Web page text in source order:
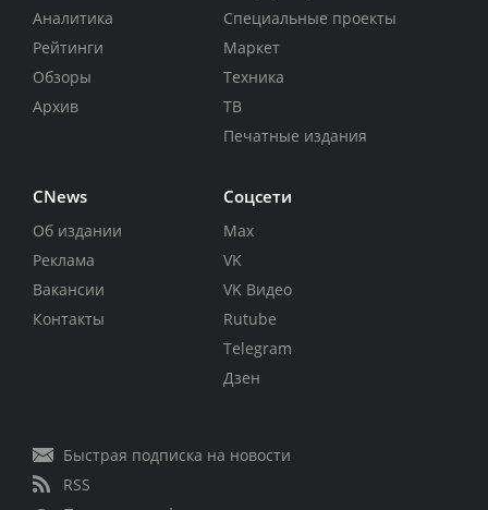
Аналитика
Рейтинги
Обзоры
Архив
Специальные проекты
Маркет
Техника
ТВ
Печатные издания
CNews
Об издании
Реклама
Вакансии
Контакты
Соцсети
Max
VK
VK Видео
Rutube
Telegram
Дзен
Быстрая подписка на новости
RSS